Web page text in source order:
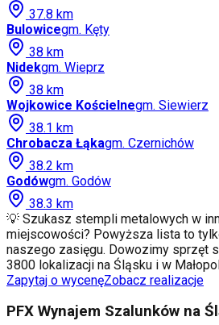
37.8 km
Bulowicegm. Kęty
38 km
Nidekgm. Wieprz
38 km
Wojkowice Kościelnegm. Siewierz
38.1 km
Chrobacza Łąkagm. Czernichów
38.2 km
Godówgm. Godów
38.3 km
💡 Szukasz stempli metalowych w
miejscowości? Powyższa lista to
naszego zasięgu. Dowozimy sprzęt
3800 lokalizacji na Śląsku i w
Zapytaj o wycenęZobacz realizacje
PFX Wynajem Szalunków na